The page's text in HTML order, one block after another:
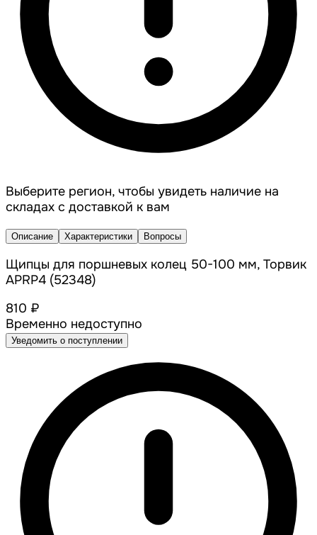
Выберите регион, чтобы увидеть наличие на
складах с доставкой к вам
Описание Характеристики Вопросы
Щипцы для поршневых колец 50-100 мм, Торвик
APRP4 (52348)
810 ₽
Временно недоступно
Уведомить о поступлении